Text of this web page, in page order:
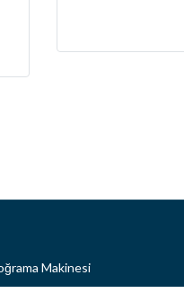
Makinesi